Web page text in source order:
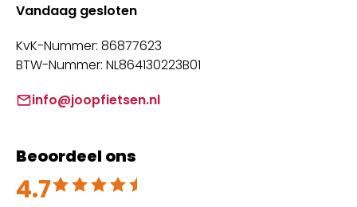
Vandaag gesloten
KvK-Nummer: 86877623
BTW-Nummer: NL864130223B01
info@joopfietsen.nl
Beoordeel ons
4.7
Beoordeeld met 4.7 uit 5